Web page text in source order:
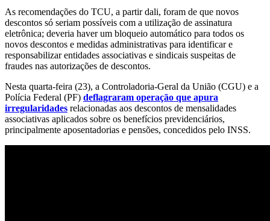
As recomendações do TCU, a partir dali, foram de que novos
descontos só seriam possíveis com a utilização de assinatura
eletrônica; deveria haver um bloqueio automático para todos os
novos descontos e medidas administrativas para identificar e
responsabilizar entidades associativas e sindicais suspeitas de
fraudes nas autorizações de descontos.
Nesta quarta-feira (23), a Controladoria-Geral da União (CGU) e a
Polícia Federal (PF) deflagraram operação que apura
irregularidades relacionadas aos descontos de mensalidades
associativas aplicados sobre os benefícios previdenciários,
principalmente aposentadorias e pensões, concedidos pelo INSS.